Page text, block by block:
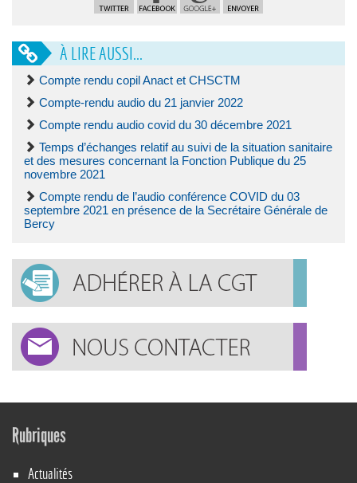
À LIRE AUSSI...
Compte rendu copil Anact et CHSCTM
Compte-rendu audio du 21 janvier 2022
Compte rendu audio covid du 30 décembre 2021
Temps d’échanges relatif au suivi de la situation sanitaire
et des mesures concernant la Fonction Publique du 25
novembre 2021
Compte rendu de l’audio conférence COVID du 03
septembre 2021 en présence de la Secrétaire Générale de
Bercy
Rubriques
Actualités